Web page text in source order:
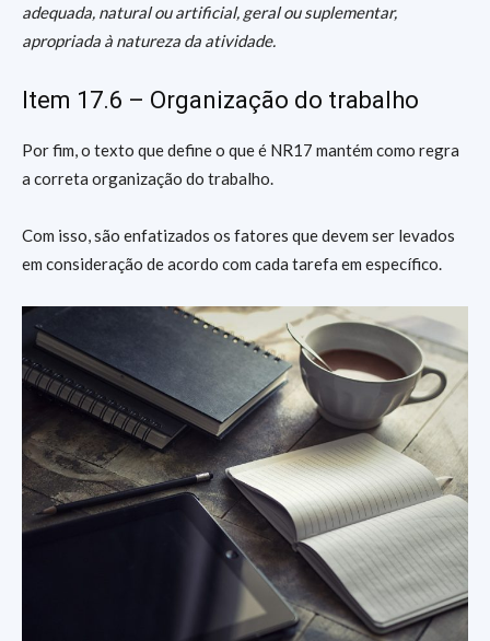
adequada, natural ou artificial, geral ou suplementar,
apropriada à natureza da atividade.
Item 17.6 – Organização do trabalho
Por fim, o texto que define o que é NR17 mantém como regra
a correta organização do trabalho.
Com isso, são enfatizados os fatores que devem ser levados
em consideração de acordo com cada tarefa em específico.